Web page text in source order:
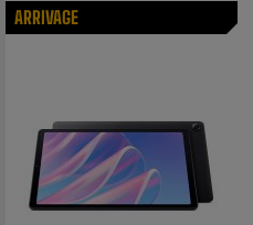
ARRIVAGE